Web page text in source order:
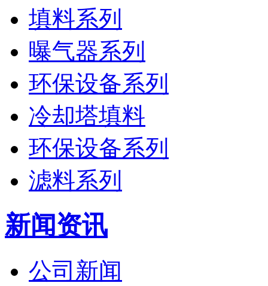
填料系列
曝气器系列
环保设备系列
冷却塔填料
环保设备系列
滤料系列
新闻资讯
公司新闻